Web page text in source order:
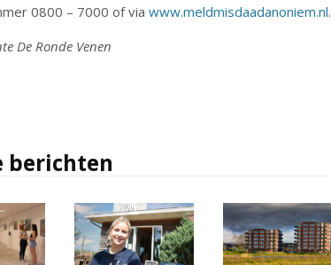
0800 – 7000 of viawww.meldmisdaadanoniem.nl.
De Ronde Venen
berichten